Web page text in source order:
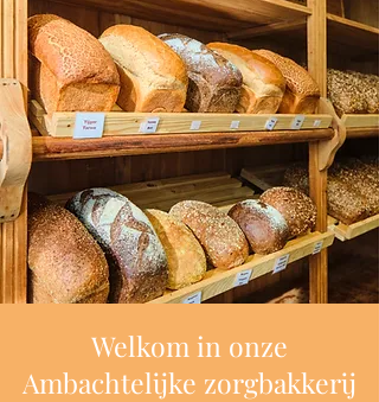
Welkom in onze
Ambachtelijke zorgbakkerij